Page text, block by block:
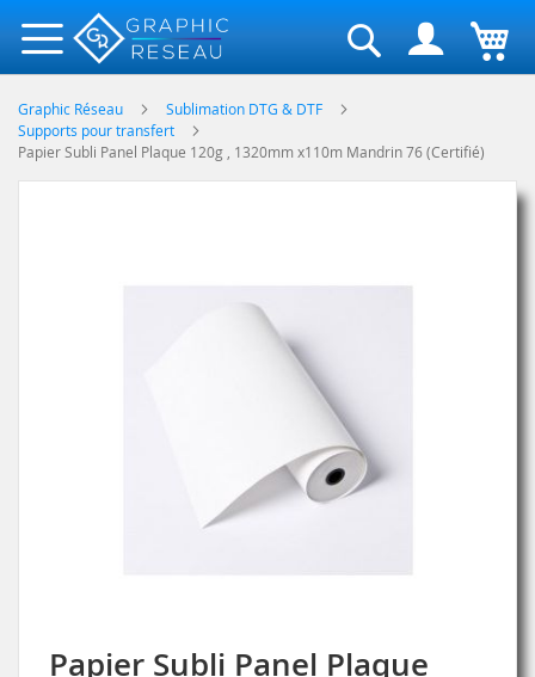
Rechercher
Graphic Réseau
Sublimation DTG & DTF
Supports pour transfert
Papier Subli Panel Plaque 120g , 1320mm x110m Mandrin 76 (Certifié)
Papier Subli Panel Plaque
Skip